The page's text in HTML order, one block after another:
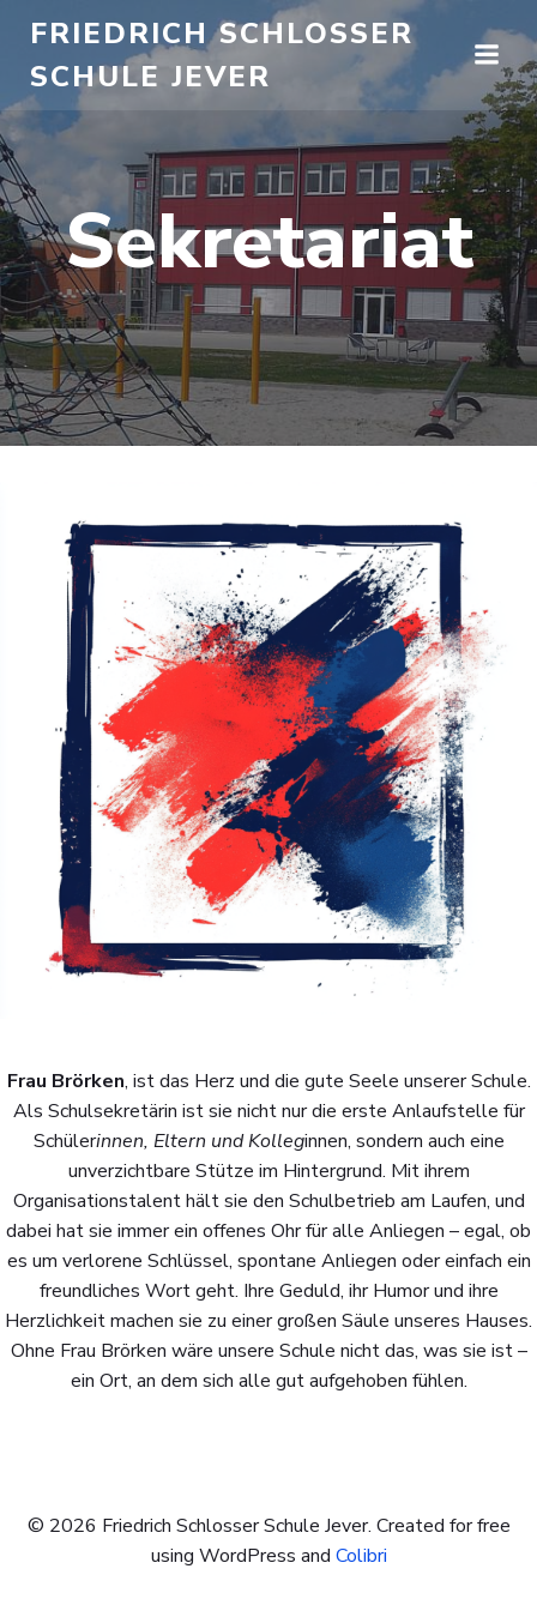
Zum
Inhalt
FRIEDRICH SCHLOSSER
SCHULE JEVER
Sekretariat
Frau Brörken, ist das Herz und die gute Seele unserer Schule.
Als Schulsekretärin ist sie nicht nur die erste Anlaufstelle für
Schülerinnen, Eltern und Kolleginnen, sondern auch eine
unverzichtbare Stütze im Hintergrund. Mit ihrem
Organisationstalent hält sie den Schulbetrieb am Laufen, und
dabei hat sie immer ein offenes Ohr für alle Anliegen – egal, ob
es um verlorene Schlüssel, spontane Anliegen oder einfach ein
freundliches Wort geht. Ihre Geduld, ihr Humor und ihre
Herzlichkeit machen sie zu einer großen Säule unseres Hauses.
Ohne Frau Brörken wäre unsere Schule nicht das, was sie ist –
ein Ort, an dem sich alle gut aufgehoben fühlen.
© 2026 Friedrich Schlosser Schule Jever. Created for free
using WordPress and Colibri